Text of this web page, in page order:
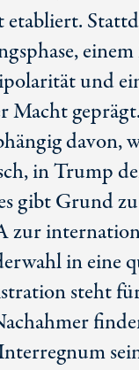
und
Macht
davon,
in Trump
gibt Grund
zur
in eine
steht